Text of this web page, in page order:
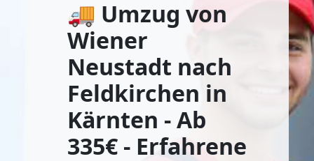
🚚 Umzug von
Wiener
Neustadt nach
Feldkirchen in
Kärnten - Ab
335€ - Erfahrene